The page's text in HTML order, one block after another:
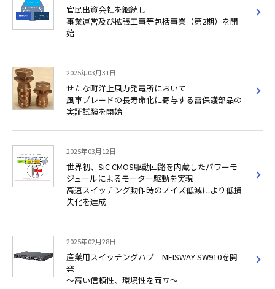
官民出資会社を継続し
事業運営及び拡張工事等包括事業（第2期）を開
始
2025年03月31日
せたな町洋上風力発電所において
風車ブレードの長寿命化に寄与する雷保護部品の
実証試験を開始
2025年03月12日
世界初、SiC CMOS駆動回路を内蔵したパワーモ
ジュールによるモーター駆動を実現
高速スイッチング動作時のノイズ低減により低損
失化を達成
2025年02月28日
産業用スイッチングハブ MEISWAY SW910を開
発
～高い信頼性、環境性を両立～